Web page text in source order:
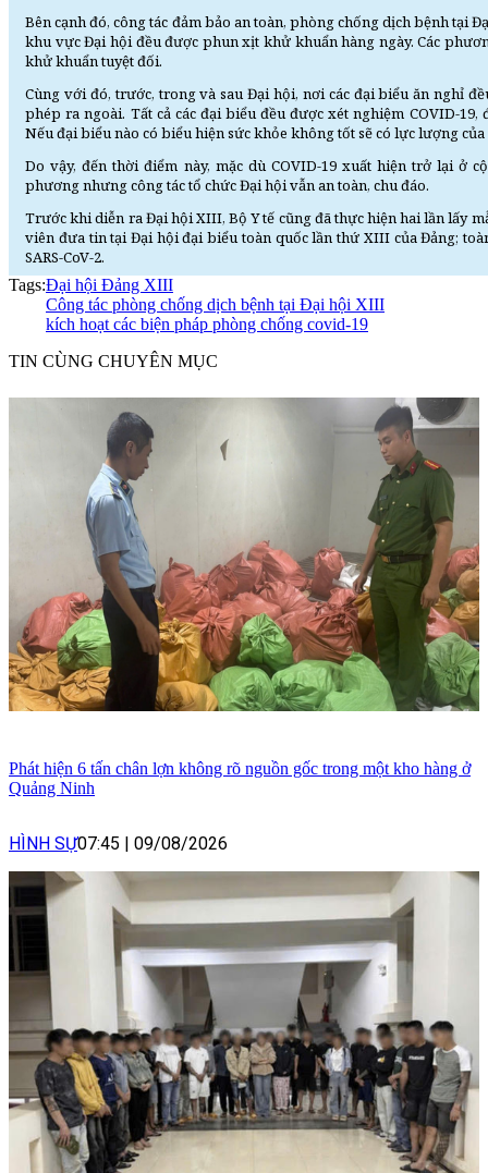
Bên cạnh đó, công tác đảm bảo an toàn, phòng chống dịch bệnh tại
khu vực Đại hội đều được phun xịt khử khuẩn hàng ngày. Các
khử khuẩn tuyệt đối.
Cùng với đó, trước, trong và sau Đại hội, nơi các đại biểu ăn nghỉ
phép ra ngoài. Tất cả các đại biểu đều được xét nghiệm COVID-
Nếu đại biểu nào có biểu hiện sức khỏe không tốt sẽ có lực lượng của
Do vậy, đến thời điểm này, mặc dù COVID-19 xuất hiện trở lại ở
phương nhưng công tác tổ chức Đại hội vẫn an toàn, chu đáo.
Trước khi diễn ra Đại hội XIII, Bộ Y tế cũng đã thực hiện hai lần lấy
viên đưa tin tại Đại hội đại biểu toàn quốc lần thứ XIII của Đảng;
SARS-CoV-2.
Tags:Đại hội Đảng XIII
Công tác phòng chống dịch bệnh tại Đại hội XIII
kích hoạt các biện pháp phòng chống covid-19
TIN CÙNG CHUYÊN MỤC
Phát hiện 6 tấn chân lợn không rõ nguồn gốc trong một kho hàng ở
Quảng Ninh
HÌNH SỰ07:45 | 09/08/2026